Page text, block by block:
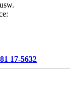
17-5632